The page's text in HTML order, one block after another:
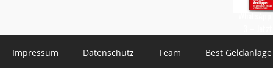
Impressum Datenschutz Team Best Geldanlage